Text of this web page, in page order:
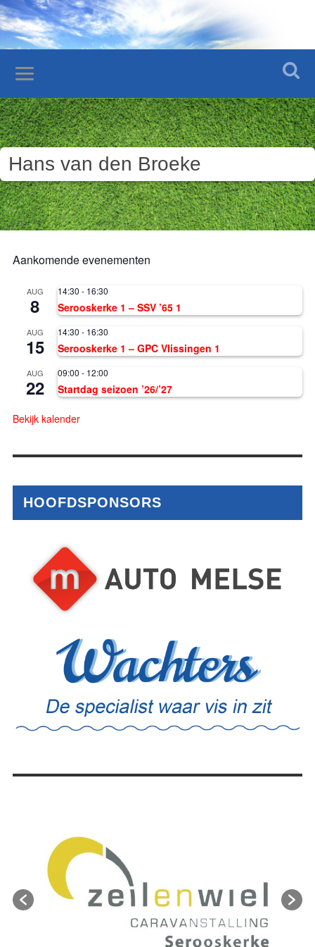
Hans van den Broeke
Aankomende evenementen
AUG
8
14:30 - 16:30
Serooskerke 1 – SSV ’65 1
AUG
15
14:30 - 16:30
Serooskerke 1 – GPC Vlissingen 1
AUG
22
09:00 - 12:00
Startdag seizoen ’26/’27
Bekijk kalender
HOOFDSPONSORS